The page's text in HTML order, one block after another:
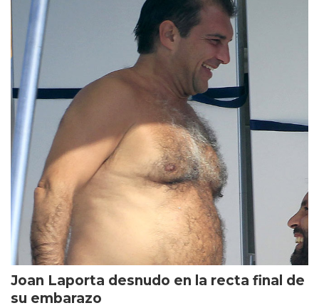
Joan Laporta desnudo en la recta final de
su embarazo